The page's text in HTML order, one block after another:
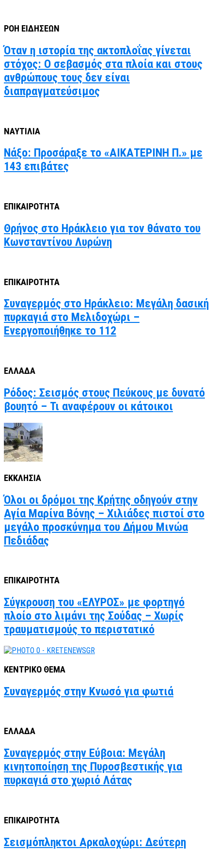
ΡΟΗ ΕΙΔΗΣΕΩΝ
Όταν η ιστορία της ακτοπλοΐας γίνεται
στόχος: Ο σεβασμός στα πλοία και στους
ανθρώπους τους δεν είναι
διαπραγματεύσιμος
ΝΑΥΤΙΛΙΑ
Νάξο: Προσάραξε το «ΑΙΚΑΤΕΡΙΝΗ Π.» με
143 επιβάτες
ΕΠΙΚΑΙΡΟΤΗΤΑ
Θρήνος στο Ηράκλειο για τον θάνατο του
Κωνσταντίνου Λυρώνη
ΕΠΙΚΑΙΡΟΤΗΤΑ
Συναγερμός στο Ηράκλειο: Μεγάλη δασική
πυρκαγιά στο Μελιδοχώρι –
Ενεργοποιήθηκε το 112
ΕΛΛΑΔΑ
Ρόδος: Σεισμός στους Πεύκους με δυνατό
βουητό – Τι αναφέρουν οι κάτοικοι
ΕΚΚΛΗΣΙΑ
Όλοι οι δρόμοι της Κρήτης οδηγούν στην
Αγία Μαρίνα Βόνης – Χιλιάδες πιστοί στο
μεγάλο προσκύνημα του Δήμου Μινώα
Πεδιάδας
ΕΠΙΚΑΙΡΟΤΗΤΑ
Σύγκρουση του «ΕΛΥΡΟΣ» με φορτηγό
πλοίο στο λιμάνι της Σούδας – Χωρίς
τραυματισμούς το περιστατικό
ΚΕΝΤΡΙΚΟ ΘΕΜΑ
Συναγερμός στην Κνωσό για φωτιά
ΕΛΛΑΔΑ
Συναγερμός στην Εύβοια: Μεγάλη
κινητοποίηση της Πυροσβεστικής για
πυρκαγιά στο χωριό Λάτας
ΕΠΙΚΑΙΡΟΤΗΤΑ
Σεισμόπληκτοι Αρκαλοχώρι: Δεύτερη